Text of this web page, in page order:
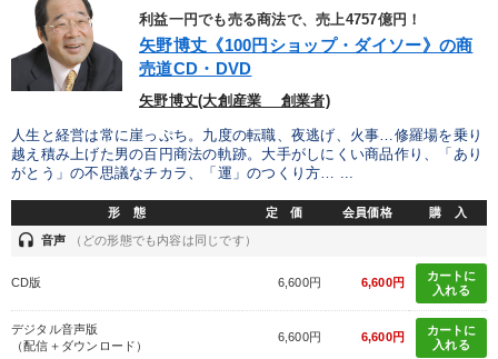
利益一円でも売る商法で、売上4757億円！
矢野博丈《100円ショップ・ダイソー》の商
売道CD・DVD
矢野博丈(大創産業 創業者)
人生と経営は常に崖っぷち。九度の転職、夜逃げ、火事…修羅場を乗り
越え積み上げた男の百円商法の軌跡。大手がしにくい商品作り、「あり
がとう」の不思議なチカラ、「運」のつくり方… ...
形 態 定 価 会員価格 購 入
headset 音声 （どの形態でも内容は同じです）
CD版 6,600円 6,600円
カートに
入れる
デジタル音声版
（配信＋ダウンロード）
6,600円 6,600円
カートに
入れる